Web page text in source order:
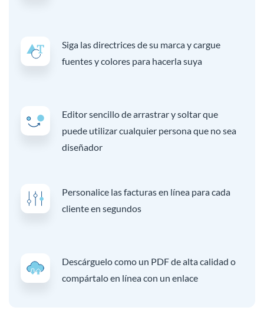
Siga las directrices de su marca y cargue
fuentes y colores para hacerla suya
Editor sencillo de arrastrar y soltar que
puede utilizar cualquier persona que no sea
diseñador
Personalice las facturas en línea para cada
cliente en segundos
Descárguelo como un PDF de alta calidad o
compártalo en línea con un enlace